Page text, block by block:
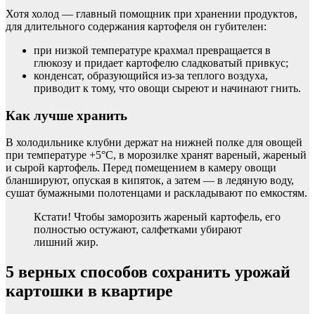
Хотя холод — главный помощник при хранении продуктов,
для длительного содержания картофеля он губителен:
при низкой температуре крахмал превращается в
глюкозу и придает картофелю сладковатый привкус;
конденсат, образующийся из-за теплого воздуха,
приводит к тому, что овощи сыреют и начинают гнить.
Как лучше хранить
В холодильнике клубни держат на нижней полке для овощей
при температуре +5°С, в морозилке хранят вареный, жареный
и сырой картофель. Перед помещением в камеру овощи
бланшируют, опуская в кипяток, а затем — в ледяную воду,
сушат бумажными полотенцами и раскладывают по емкостям.
Кстати! Чтобы заморозить жареный картофель, его
полностью остужают, салфетками убирают
лишний жир.
5 верных способов сохранить урожай
картошки в квартире